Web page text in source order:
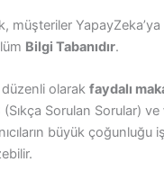
müşteriler
Bilgi Tabanıdır.
düzenli olarakfaydalı
(Sıkça Sorulan Sorular) ve
büyük çoğunluğu